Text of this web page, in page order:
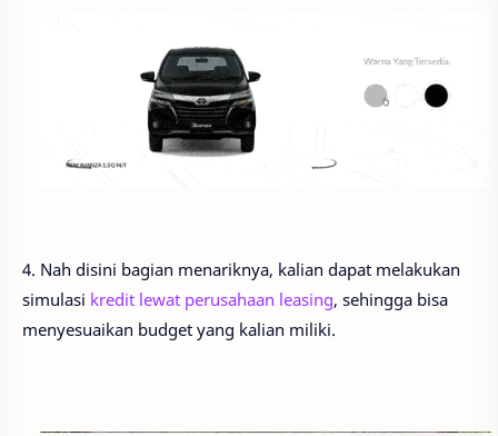
4. Nah disini bagian menariknya, kalian dapat melakukan
simulasi kredit lewat perusahaan leasing, sehingga bisa
menyesuaikan budget yang kalian miliki.